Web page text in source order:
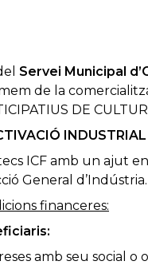
Servei Municipal
de la
DE
INDUSTRIAL
ICF amb un ajut
General d’Indústria.
financeres:
amb seu social